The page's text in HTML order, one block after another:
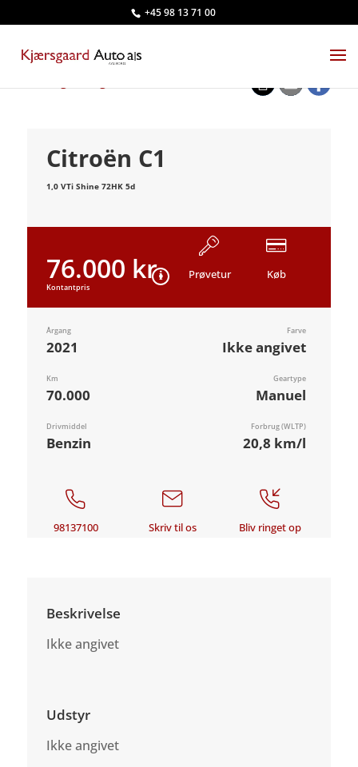
+45 98 13 71 00
Citroën C1
1,0 VTi Shine 72HK 5d
76.000 kr.
Kontantpris
Prøvetur Køb
Årgang
2021
Farve
Ikke angivet
Km
70.000
Geartype
Manuel
Drivmiddel
Benzin
Forbrug (WLTP)
20,8 km/l
98137100 Skriv til os Bliv ringet op
Beskrivelse
Ikke angivet
Udstyr
Ikke angivet